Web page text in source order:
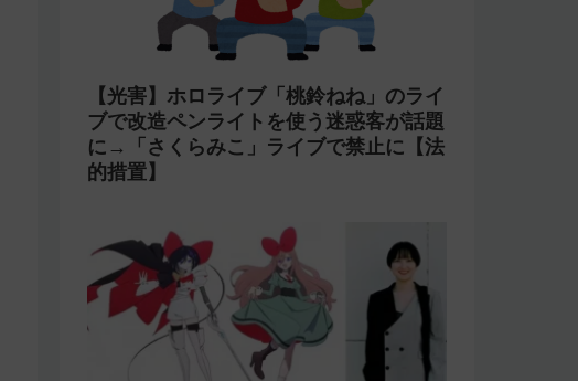
【光害】ホロライブ「桃鈴ねね」のライ
ブで改造ペンライトを使う迷惑客が話題
に→「さくらみこ」ライブで禁止に【法
的措置】